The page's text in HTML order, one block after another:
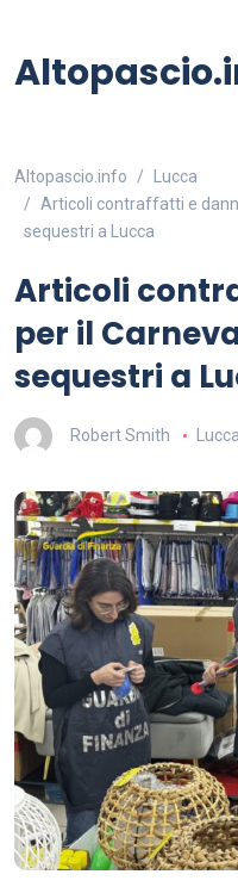
Altopascio.info
Lucca
Articoli contraffatti e
sequestri a Lucca
Articoli
per il
sequestri a
Robert Smith Lucca